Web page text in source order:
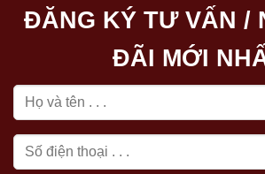
ĐĂNG KÝ TƯ VẤN /
ĐÃI MỚI